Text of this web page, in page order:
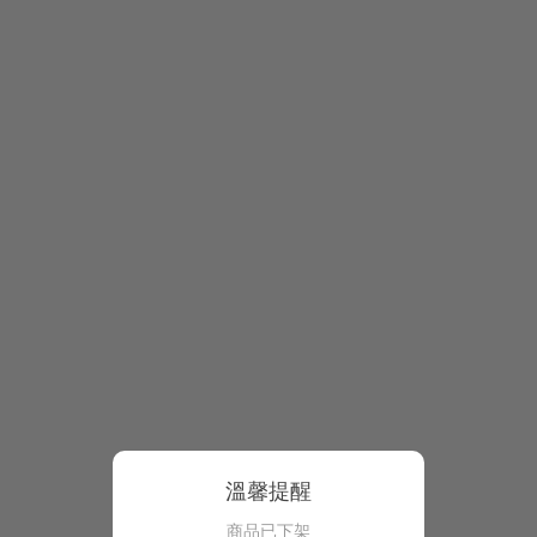
溫馨提醒
商品已下架